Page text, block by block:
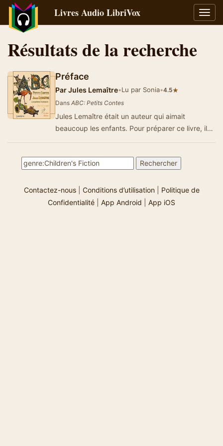
la
Livres Audio LibriVox
Résultats de la recherche
Préface
ParJules Lemaître•Lu par Sonia•4.5★
Dans ABC: Petits Contes
Jules Lemaître était un auteur qui aimait
beaucoup les enfants. Pour préparer ce livre, il
Contactez-nous| Conditions d’utilisation| Politique de
Confidentialité
App Android App iOS